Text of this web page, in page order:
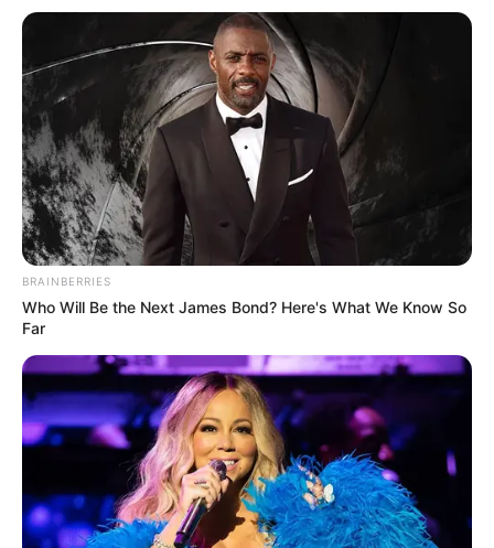
Camping statt Hotel, Pension oder
Ferienwohnung:
Camping in Deutschland
Campingplätze in Bruchsal
Weitere Tipps zum Thema Urlaub in Deutschland:
Die schönsten Urlaubsziele in Deutschland
Die beliebtesten Städtereiseziele in Deutschland
Die schönsten Wochenendreiseziele
Die attraktivsten Wellnesshotels in Deutschland
Vorschläge für Urlaubsziele auf der ganzen
Welt
BRAINBERRIES
Who Will Be the Next James Bond? Here's What We Know So
Far